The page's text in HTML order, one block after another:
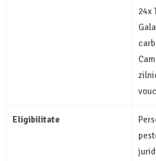
24x
Eligibilitate